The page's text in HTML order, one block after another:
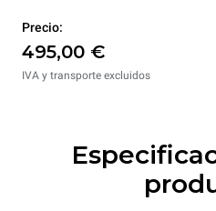
Precio:
495,00 €
IVA y transporte excluidos